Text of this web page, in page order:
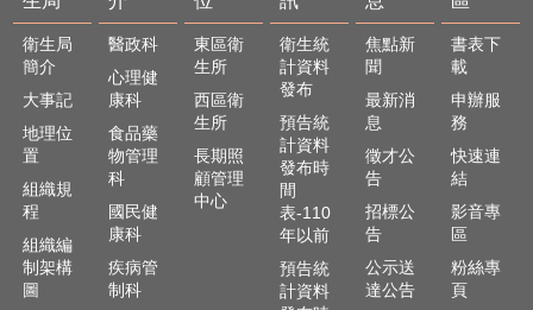
衛生局
簡介
大事記
地理位
置
組織規
程
組織編
制架構
圖
醫政科
心理健
康科
食品藥
物管理
科
國民健
康科
疾病管
制科
東區衛
生所
西區衛
生所
長期照
顧管理
中心
衛生統
計資料
發布
預告統
計資料
發布時
間
表-110
年以前
預告統
計資料
焦點新
聞
最新消
息
徵才公
告
招標公
告
公示送
達公告
書表下
載
申辦服
務
快速連
結
影音專
區
粉絲專
頁